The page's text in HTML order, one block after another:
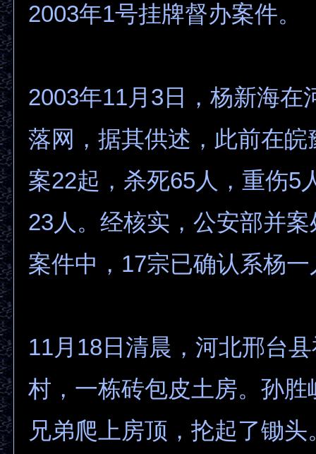
2003年1号挂牌督办案件。
2003年11月3日，杨新海在
落网，据其供述，此前在皖
案22起，杀死65人，重伤5
23人。经核实，公安部并
案件中，17宗已确认系杨
11月18日清晨，河北邢台
村，一栋砖包皮土房。孙胜
兄弟爬上房顶，抡起了锄